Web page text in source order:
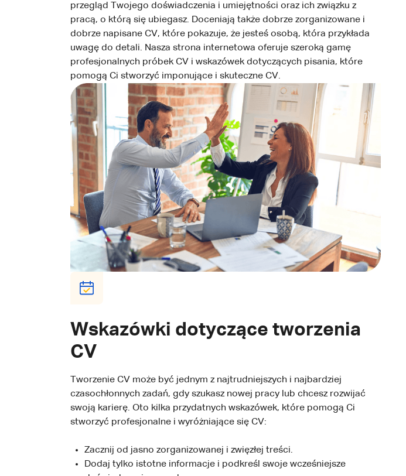
przegląd Twojego doświadczenia i umiejętności oraz ich związku z
pracą, o którą się ubiegasz. Doceniają także dobrze zorganizowane i
dobrze napisane CV, które pokazuje, że jesteś osobą, która przykłada
uwagę do detali. Nasza strona internetowa oferuje szeroką gamę
profesjonalnych próbek CV i wskazówek dotyczących pisania, które
pomogą Ci stworzyć imponujące i skuteczne CV.
Wskazówki dotyczące tworzenia
CV
Tworzenie CV może być jednym z najtrudniejszych i najbardziej
czasochłonnych zadań, gdy szukasz nowej pracy lub chcesz rozwijać
swoją karierę. Oto kilka przydatnych wskazówek, które pomogą Ci
stworzyć profesjonalne i wyróżniające się CV:
Zacznij od jasno zorganizowanej i zwięzłej treści.
Dodaj tylko istotne informacje i podkreśl swoje wcześniejsze